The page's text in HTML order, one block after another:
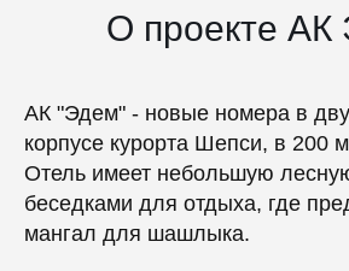
О проекте АК
АК "Эдем" - новые номера в
корпусе курорта Шепси, в 200
Отель имеет небольшую
беседками для отдыха, где
мангал для шашлыка.